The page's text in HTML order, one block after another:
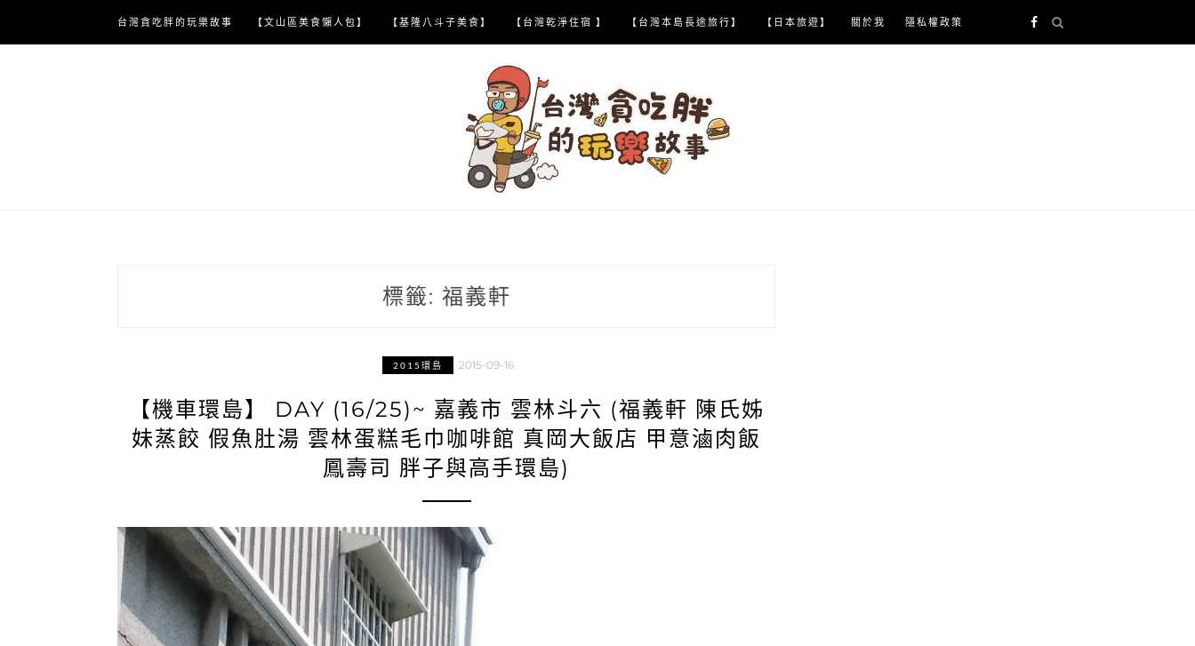
content
台灣貪吃胖的玩樂故事 【文山區美食懶人包】 【基隆八斗子美食】 【台灣乾淨住宿 】 【台灣本島長途旅行】 【日本旅遊】 關於我 隱私權政策
標籤: 福義軒
2015環島 2015-09-16
【機車環島】 DAY (16/25)~ 嘉義市 雲林斗六 (福義軒 陳氏姊
妹蒸餃 假魚肚湯 雲林蛋糕毛巾咖啡館 真岡大飯店 甲意滷肉飯
鳳壽司 胖子與高手環島)